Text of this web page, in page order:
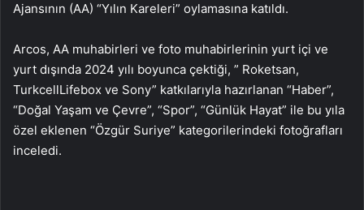
Ajansının (AA) “Yılın Kareleri” oylamasına katıldı.
Arcos, AA muhabirleri ve foto muhabirlerinin yurt içi ve
yurt dışında 2024 yılı boyunca çektiği, ” Roketsan,
TurkcellLifebox ve Sony” katkılarıyla hazırlanan “Haber”,
“Doğal Yaşam ve Çevre”, “Spor”, “Günlük Hayat” ile bu yıla
özel eklenen “Özgür Suriye” kategorilerindeki fotoğrafları
inceledi.